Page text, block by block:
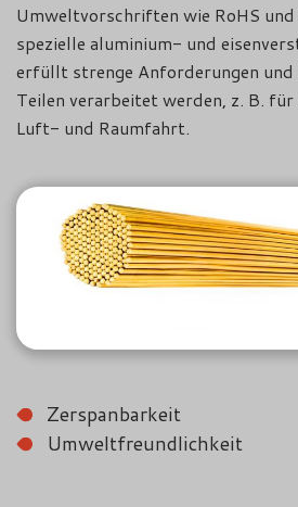
Umweltvorschriften wie RoHS
spezielle aluminium- und
erfüllt strenge Anforderungen und
Teilen verarbeitet werden, z. B.
Luft- und Raumfahrt.
Zerspanbarkeit
Umweltfreundlichkeit